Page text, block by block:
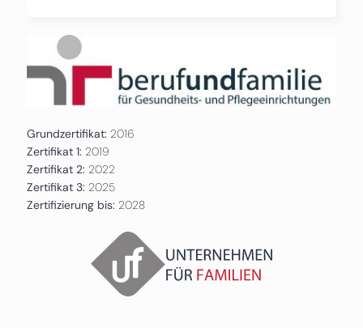
Grundzertifikat: 2016
Zertifikat 1: 2019
Zertifikat 2: 2022
Zertifikat 3: 2025
Zertifizierung bis: 2028